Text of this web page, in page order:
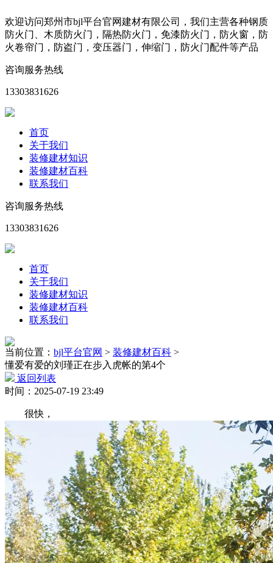
欢迎访问郑州市bjl平台官网建材有限公司，我们主营各种钢质
防火门、木质防火门，隔热防火门，免漆防火门，防火窗，防
火卷帘门，防盗门，变压器门，伸缩门，防火门配件等产品
咨询服务热线
13303831626
首页
关于我们
装修建材知识
装修建材百科
联系我们
咨询服务热线
13303831626
首页
关于我们
装修建材知识
装修建材百科
联系我们
当前位置： bjl平台官网 > 装修建材百科 >
懂爱有爱的刘瑾正在步入虎帐的第4个
返回列表
时间：2025-07-19 23:49
很快，